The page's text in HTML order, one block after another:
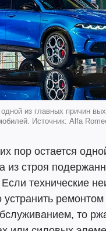
из главных причин
Источник: Alfa
пор остается
из строя
технические
ремонтом
то